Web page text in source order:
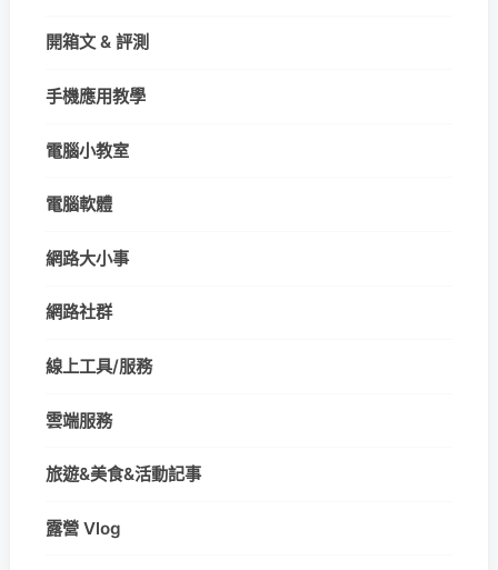
開箱文 & 評測
手機應用教學
電腦小教室
電腦軟體
網路大小事
網路社群
線上工具/服務
雲端服務
旅遊&美食&活動記事
露營 Vlog